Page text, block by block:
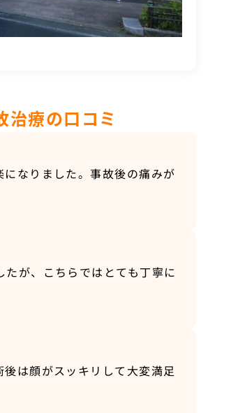
治療の口コミ
なりました。事故後の痛みが
が、こちらではとても丁寧に
は顔がスッキリして大変満足